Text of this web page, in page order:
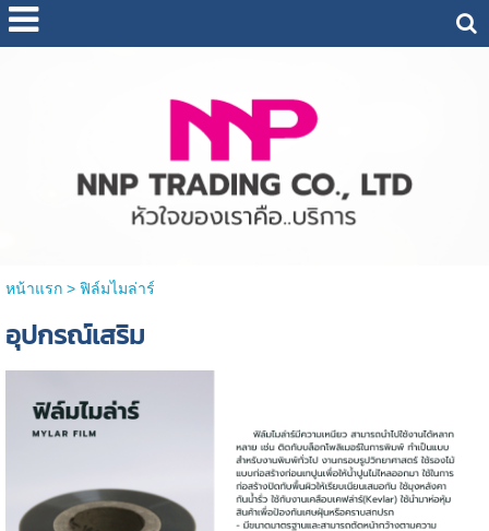
หน้าแรก> ฟิล์มไมล่าร์
อุปกรณ์เสริม